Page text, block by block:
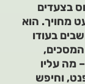
בצעדים
מחויך. הוא
בעודו
המסכים,
מה עליו
וחיפש